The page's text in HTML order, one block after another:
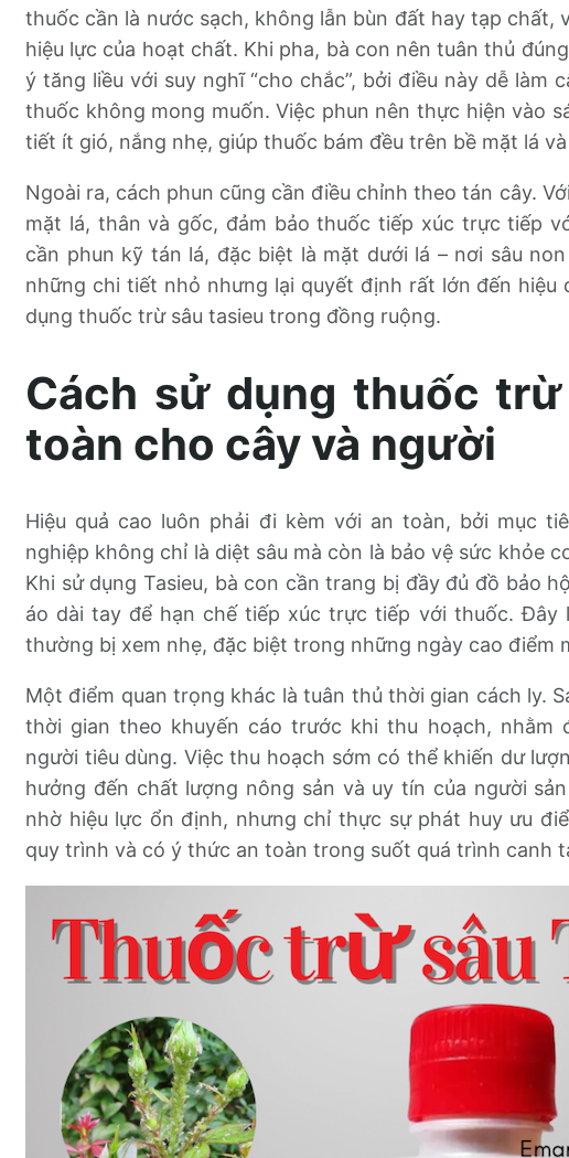
thuốc cần là nước sạch, không lẫn bùn đất hay tạp chất,
hiệu lực của hoạt chất. Khi pha, bà con nên tuân thủ
ý tăng liều với suy nghĩ “cho chắc”, bởi điều này dễ làm
thuốc không mong muốn. Việc phun nên thực hiện vào
tiết ít gió, nắng nhẹ, giúp thuốc bám đều trên bề mặt lá
Ngoài ra, cách phun cũng cần điều chỉnh theo tán cây.
mặt lá, thân và gốc, đảm bảo thuốc tiếp xúc trực tiếp
cần phun kỹ tán lá, đặc biệt là mặt dưới lá – nơi sâu
những chi tiết nhỏ nhưng lại quyết định rất lớn đến hiệu
dụng thuốc trừ sâu tasieu trong đồng ruộng.
Cách sử dụng thuốc
toàn cho cây và người
Hiệu quả cao luôn phải đi kèm với an toàn, bởi mục
nghiệp không chỉ là diệt sâu mà còn là bảo vệ sức khỏe
Khi sử dụng Tasieu, bà con cần trang bị đầy đủ đồ bảo
áo dài tay để hạn chế tiếp xúc trực tiếp với thuốc.
thường bị xem nhẹ, đặc biệt trong những ngày cao điểm
Một điểm quan trọng khác là tuân thủ thời gian cách ly.
thời gian theo khuyến cáo trước khi thu hoạch, nhằm
người tiêu dùng. Việc thu hoạch sớm có thể khiến dư
hưởng đến chất lượng nông sản và uy tín của người
nhờ hiệu lực ổn định, nhưng chỉ thực sự phát huy ưu
quy trình và có ý thức an toàn trong suốt quá trình canh